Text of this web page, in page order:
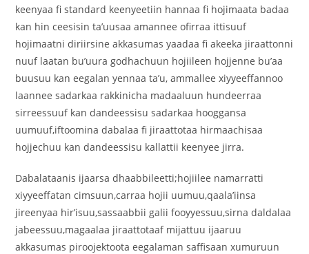
keenyaa fi standard keenyeetiin hannaa fi hojimaata badaa
kan hin ceesisin ta’uusaa amannee ofirraa ittisuuf
hojimaatni diriirsine akkasumas yaadaa fi akeeka jiraattonni
nuuf laatan bu’uura godhachuun hojiileen hojjenne bu’aa
buusuu kan eegalan yennaa ta’u, ammallee xiyyeeffannoo
laannee sadarkaa rakkinicha madaaluun hundeerraa
sirreessuuf kan dandeessisu sadarkaa hooggansa
uumuuf,iftoomina dabalaa fi jiraattotaa hirmaachisaa
hojjechuu kan dandeessisu kallattii keenyee jirra.
Dabalataanis ijaarsa dhaabbileetti;hojiilee namarratti
xiyyeeffatan cimsuun,carraa hojii uumuu,qaala’iinsa
jireenyaa hir’isuu,sassaabbii galii fooyyessuu,sirna daldalaa
jabeessuu,magaalaa jiraattotaaf mijattuu ijaaruu
akkasumas piroojektoota eegalaman saffisaan xumuruun